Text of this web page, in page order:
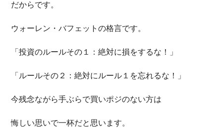
だからです。
ウォーレン・バフェットの格言です。
「投資のルールその１：絶対に損をするな！」
「ルールその２：絶対にルール１を忘れるな！」
今残念ながら手ぶらで買いポジのない方は
悔しい思いで一杯だと思います。